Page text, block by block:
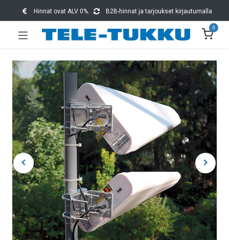
Hinnat ovat ALV 0%. B2B-hinnat ja tarjoukset kirjautumalla
0